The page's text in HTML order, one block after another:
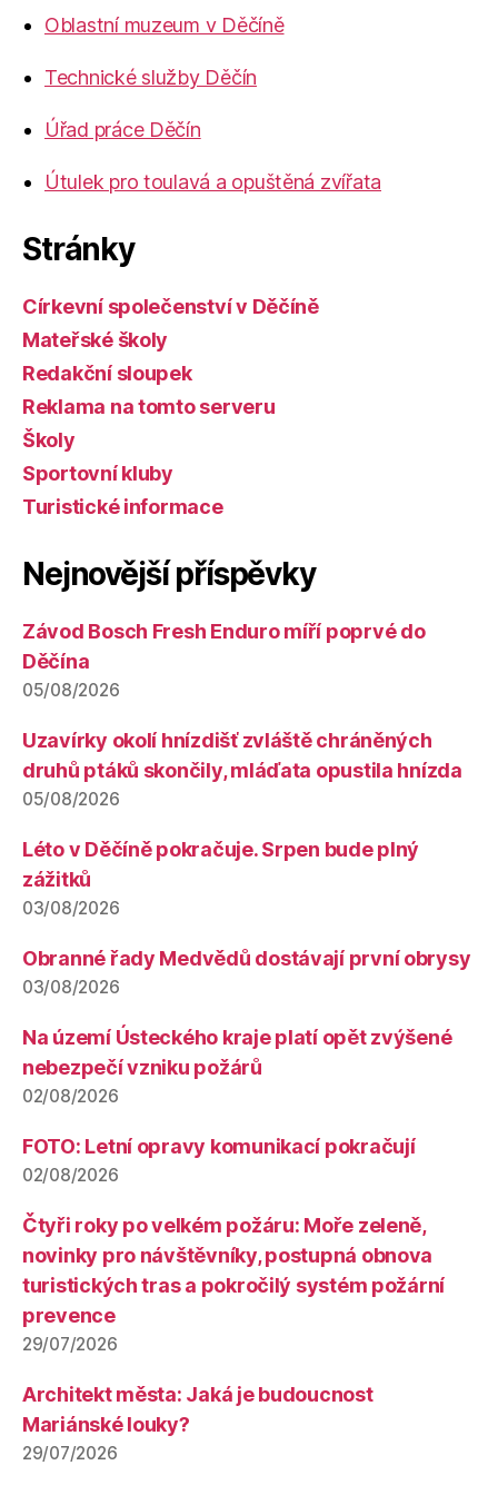
Oblastní muzeum v Děčíně
Technické služby Děčín
Úřad práce Děčín
Útulek pro toulavá a opuštěná zvířata
Stránky
Církevní společenství v Děčíně
Mateřské školy
Redakční sloupek
Reklama na tomto serveru
Školy
Sportovní kluby
Turistické informace
Nejnovější příspěvky
Závod Bosch Fresh Enduro míří poprvé do
Děčína
05/08/2026
Uzavírky okolí hnízdišť zvláště chráněných
druhů ptáků skončily, mláďata opustila hnízda
05/08/2026
Léto v Děčíně pokračuje. Srpen bude plný
zážitků
03/08/2026
Obranné řady Medvědů dostávají první obrysy
03/08/2026
Na území Ústeckého kraje platí opět zvýšené
nebezpečí vzniku požárů
02/08/2026
FOTO: Letní opravy komunikací pokračují
02/08/2026
Čtyři roky po velkém požáru: Moře zeleně,
novinky pro návštěvníky, postupná obnova
turistických tras a pokročilý systém požární
prevence
29/07/2026
Architekt města: Jaká je budoucnost
Mariánské louky?
29/07/2026